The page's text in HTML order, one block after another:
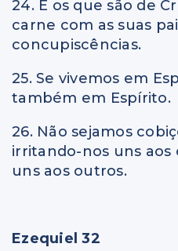
24. E os que são de
carne com as suas
concupiscências.
25. Se vivemos em
também em Espírito.
26. Não sejamos
irritando-nos uns aos
uns aos outros.
Ezequiel 32